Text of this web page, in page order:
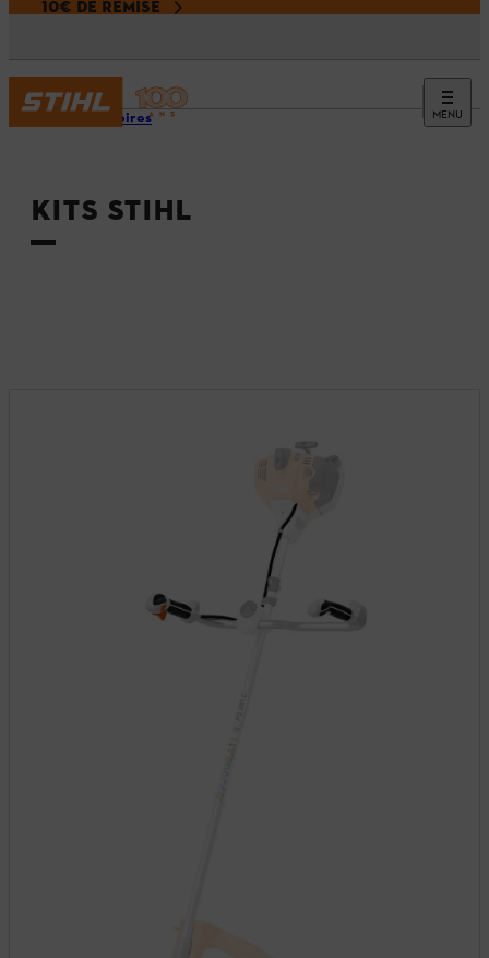
10€ DE REMISE
MENU
Accessoires
KITS STIHL